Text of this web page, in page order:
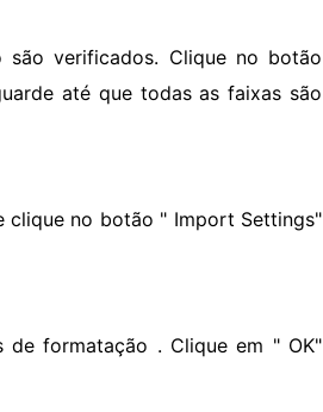
verificados. Clique no botão
até que todas as faixas são
clique no botão " Import Settings"
formatação . Clique em " OK"